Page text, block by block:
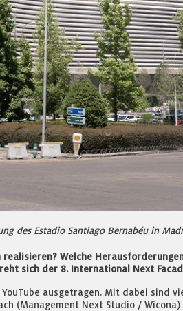
des Estadio Santiago Bernabéu in
Welche
sich der 8. International Next
ausgetragen. Mit dabei sind
(Management Next Studio /